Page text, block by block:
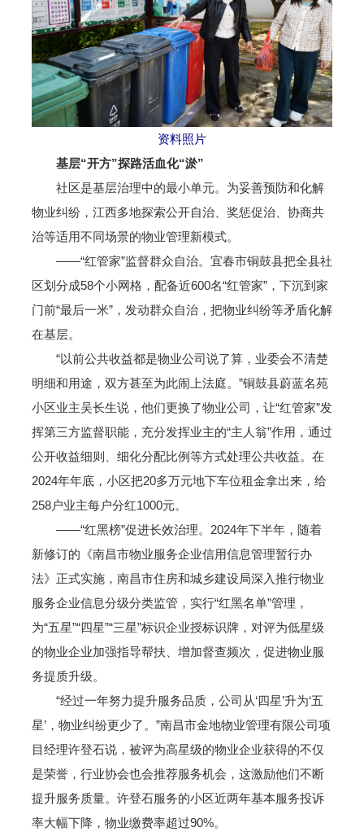
资料照片
基层“开方”探路活血化“淤”
社区是基层治理中的最小单元。为妥善预防和化解
物业纠纷，江西多地探索公开自治、奖惩促治、协商共
治等适用不同场景的物业管理新模式。
——“红管家”监督群众自治。宜春市铜鼓县把全县社
区划分成58个小网格，配备近600名“红管家”，下沉到家
门前“最后一米”，发动群众自治，把物业纠纷等矛盾化解
在基层。
“以前公共收益都是物业公司说了算，业委会不清楚
明细和用途，双方甚至为此闹上法庭。”铜鼓县蔚蓝名苑
小区业主吴长生说，他们更换了物业公司，让“红管家”发
挥第三方监督职能，充分发挥业主的“主人翁”作用，通过
公开收益细则、细化分配比例等方式处理公共收益。在
2024年年底，小区把20多万元地下车位租金拿出来，给
258户业主每户分红1000元。
——“红黑榜”促进长效治理。2024年下半年，随着
新修订的《南昌市物业服务企业信用信息管理暂行办
法》正式实施，南昌市住房和城乡建设局深入推行物业
服务企业信息分级分类监管，实行“红黑名单”管理，
为“五星”“四星”“三星”标识企业授标识牌，对评为低星级
的物业企业加强指导帮扶、增加督查频次，促进物业服
务提质升级。
“经过一年努力提升服务品质，公司从‘四星’升为‘五
星’，物业纠纷更少了。”南昌市金地物业管理有限公司项
目经理许登石说，被评为高星级的物业企业获得的不仅
是荣誉，行业协会也会推荐服务机会，这激励他们不断
提升服务质量。许登石服务的小区近两年基本服务投诉
率大幅下降，物业缴费率超过90%。